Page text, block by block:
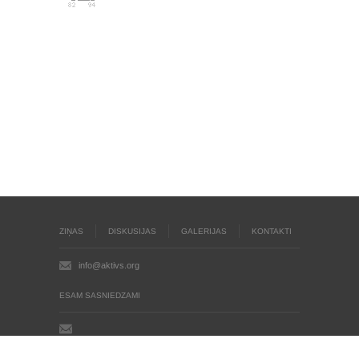
ZIŅAS DISKUSIJAS GALERIJAS KONTAKTI
info@aktivs.org
ESAM SASNIEDZAMI